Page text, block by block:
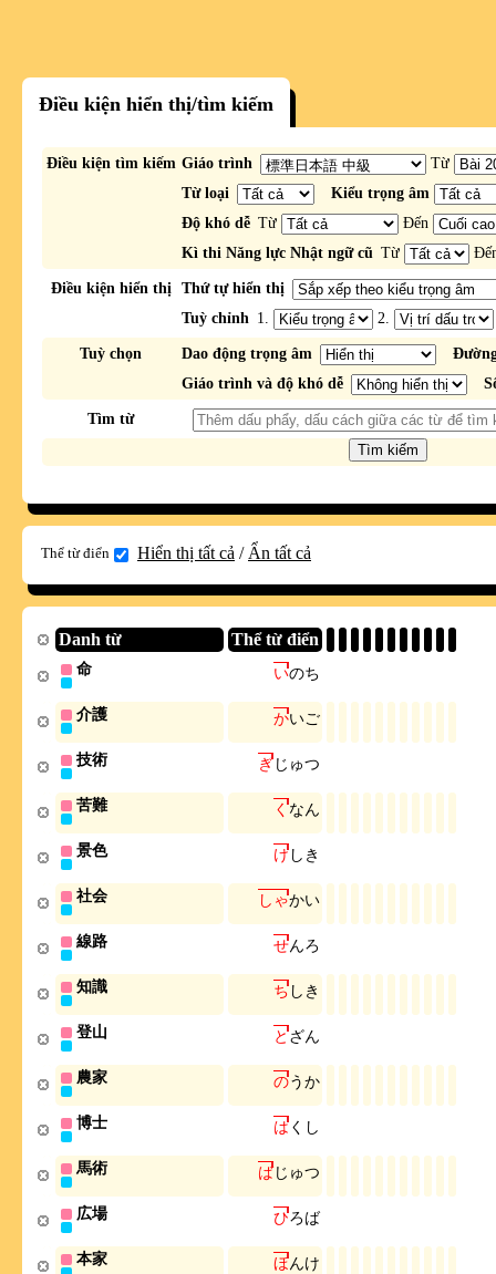
Điều kiện hiển thị/tìm kiếm
Điều kiện tìm kiếm Giáo trình
Từ
Từ loại
Kiểu trọng âm
Độ khó dễ Từ
Đến
Kì thi Năng lực Nhật ngữ cũ Từ
Điều kiện hiển thị
Thứ tự hiển thị
Tuỳ chỉnh 1. 2.
Tuỳ chọn Dao động trọng âm
Giáo trình và độ khó dễ
Tìm từ
Thể từ điển Hiển thị tất cả / Ẩn tất cả
Danh từ Thể từ điển
命 いのち
介護 かいご
技術 ぎじ ゅつ
苦難 くなん
景色 けし き
社会 し ゃかい
線路 せんろ
知識 ちし き
登山 とざん
農家 のうか
博士 はく し
馬術 ばじ ゅつ
広場 ひろば
本家 ほんけ